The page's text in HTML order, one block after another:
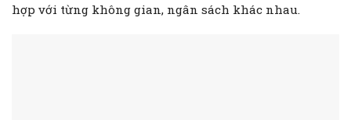
hợp với từng không gian, ngân sách khác nhau.